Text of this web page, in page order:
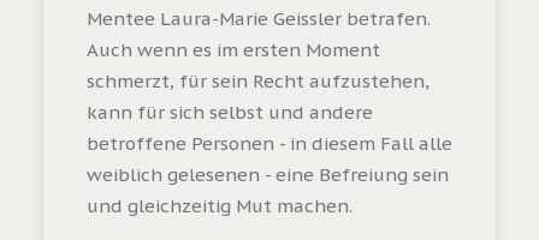
Mentee Laura-Marie Geissler betrafen.
Auch wenn es im ersten Moment
schmerzt, für sein Recht aufzustehen,
kann für sich selbst und andere
betroffene Personen - in diesem Fall alle
weiblich gelesenen - eine Befreiung sein
und gleichzeitig Mut machen.